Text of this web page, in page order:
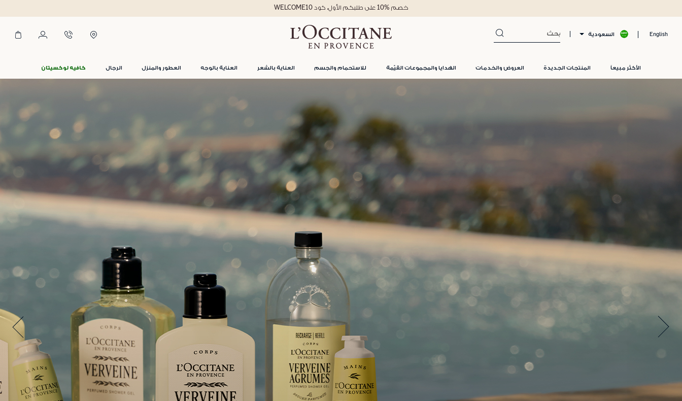
English السعودية
الأكثر مبيعاً المنتجات الجديدة العروض والخدمات الهدايا والمجموعات القيّمة للاستحمام والجسم العناية بالشعر العناية بالوجه العطور والمنزل الرجال كافيه لوكسيتان
استمتعوا بتوصيل مجاني للطلبات فوق 250 ريال